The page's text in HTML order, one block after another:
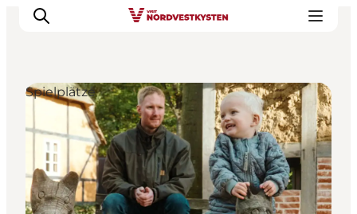
Urlaubsorte
Inspiration
Events
Unterkunft
Spielplätze